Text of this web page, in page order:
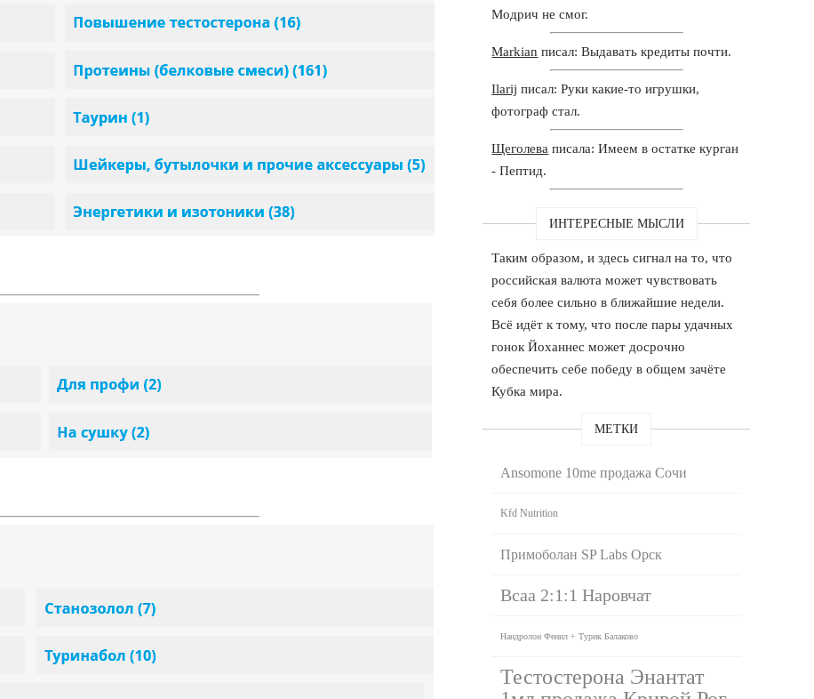
Модрич не смог.
Markian писал: Выдавать кредиты почти.
Ilarij писал: Руки какие-то игрушки,
фотограф стал.
Щеголева писала: Имеем в остатке курган
- Пептид.
ИНТЕРЕСНЫЕ МЫСЛИ
Таким образом, и здесь сигнал на то, что
российская валюта может чувствовать
себя более сильно в ближайшие недели.
Всё идёт к тому, что после пары удачных
гонок Йоханнес может досрочно
обеспечить себе победу в общем зачёте
Кубка мира.
МЕТКИ
Ansomone 10me продажа Сочи
Kfd Nutrition
Примоболан SP Labs Орск
Bcaa 2:1:1 Наровчат
Нандролон Фенил + Турик Балаково
Тестостерона Энантат